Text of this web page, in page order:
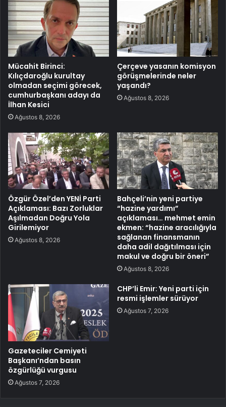
Mücahit Birinci:
Kılıçdaroğlu kurultay
olmadan seçimi görecek,
cumhurbaşkanı adayı da
İlhan Kesici
Ağustos 8, 2026
Çerçeve yasanın komisyon
görüşmelerinde neler
yaşandı?
Ağustos 8, 2026
Özgür Özel’den YENİ Parti
Açıklaması: Bazı Zorluklar
Aşılmadan Doğru Yola
Girilemiyor
Ağustos 8, 2026
Bahçeli’nin yeni partiye
“hazine yardımı”
açıklaması… mehmet emin
ekmen: “hazine aracılığıyla
sağlanan finansmanın
daha adil dağıtılması için
makul ve doğru bir öneri”
Ağustos 8, 2026
Gazeteciler Cemiyeti
Başkanı’ndan basın
özgürlüğü vurgusu
Ağustos 7, 2026
CHP’li Emir: Yeni parti için
resmi işlemler sürüyor
Ağustos 7, 2026